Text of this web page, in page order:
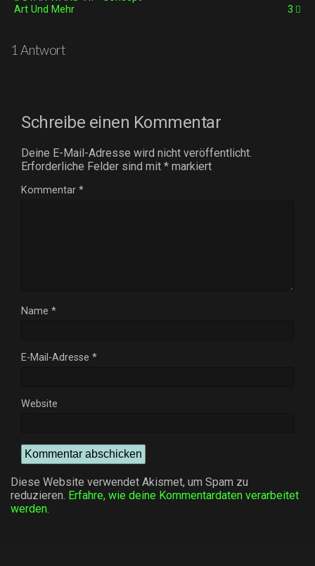
Art Und Mehr
3
1 Antwort
Schreibe einen Kommentar
Deine E-Mail-Adresse wird nicht veröffentlicht.
Erforderliche Felder sind mit * markiert
Kommentar *
Name *
E-Mail-Adresse *
Website
Diese Website verwendet Akismet, um Spam zu
reduzieren. Erfahre, wie deine Kommentardaten verarbeitet
werden.